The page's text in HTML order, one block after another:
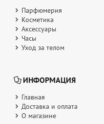
Парфюмерия
Косметика
Аксессуары
Часы
Уход за телом
ИНФОРМАЦИЯ
Главная
Доставка и оплата
О магазине